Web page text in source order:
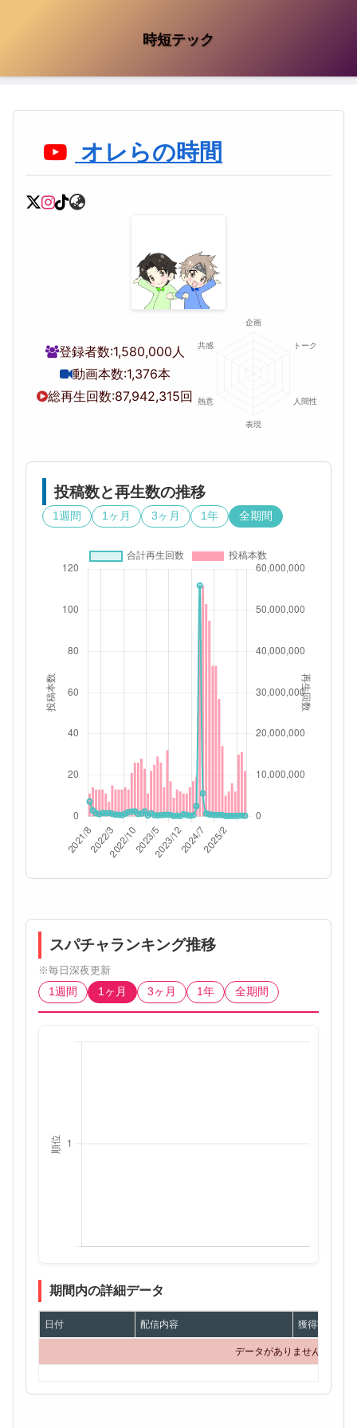
時短テック
オレらの時間
登録者数:1,580,000人
動画本数:1,376本
総再生回数:87,942,315回
投稿数と再生数の推移
1週間 1ヶ月 3ヶ月 1年 全期間
スパチャランキング推移
※毎日深夜更新
1週間
1ヶ月 3ヶ月 1年 全期間
期間内の詳細データ
日付 配信内容 獲得額
データがありません